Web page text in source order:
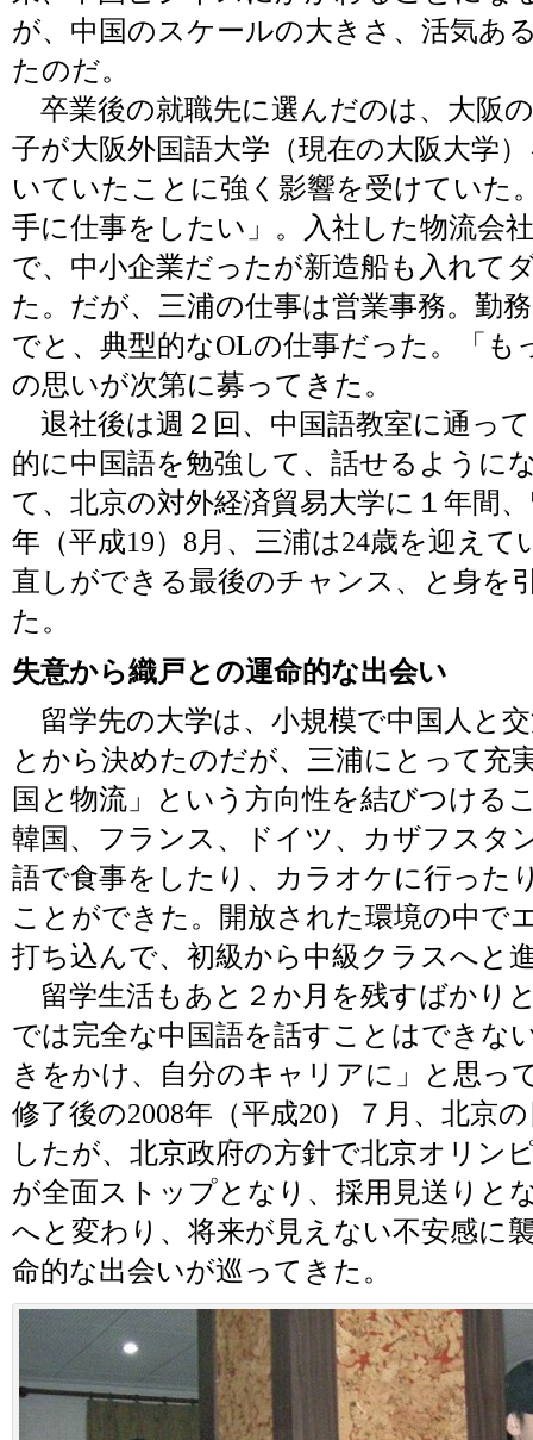
が、中国のスケールの大きさ、活気あ
たのだ。
卒業後の就職先に選んだのは、大阪
子が大阪外国語大学（現在の大阪大学
いていたことに強く影響を受けていた
手に仕事をしたい」。入社した物流会
で、中小企業だったが新造船も入れて
た。だが、三浦の仕事は営業事務。勤
でと、典型的なOLの仕事だった。「も
の思いが次第に募ってきた。
退社後は週２回、中国語教室に通っ
的に中国語を勉強して、話せるように
て、北京の対外経済貿易大学に１年間
年（平成19）8月、三浦は24歳を迎え
直しができる最後のチャンス、と身を
た。
失意から織戸との運命的な出会い
留学先の大学は、小規模で中国人と
とから決めたのだが、三浦にとって充
国と物流」という方向性を結びつける
韓国、フランス、ドイツ、カザフスタ
語で食事をしたり、カラオケに行った
ことができた。開放された環境の中で
打ち込んで、初級から中級クラスへと
留学生活もあと２か月を残すばかり
では完全な中国語を話すことはできな
きをかけ、自分のキャリアに」と思っ
修了後の2008年（平成20）７月、北京
したが、北京政府の方針で北京オリン
が全面ストップとなり、採用見送りと
へと変わり、将来が見えない不安感に
命的な出会いが巡ってきた。